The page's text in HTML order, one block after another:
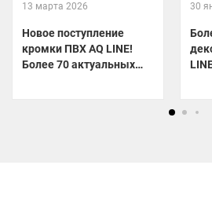
13 марта 2026
Новое поступление
кромки ПВХ AQ LINE!
Более 70 актуальных
30